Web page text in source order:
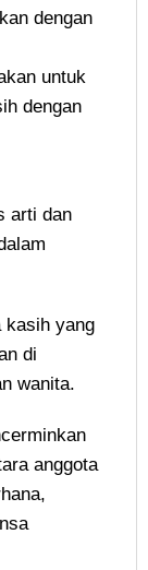
dengan
untuk
dengan
arti dan
kasih yang
di
wanita.
anggota